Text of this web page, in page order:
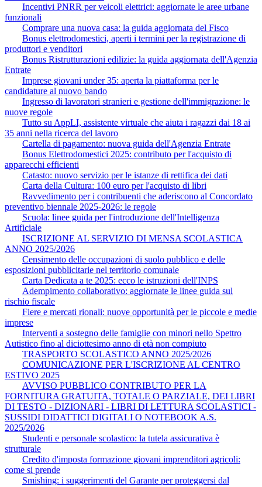
Incentivi PNRR per veicoli elettrici: aggiornate le aree urbane
funzionali
Comprare una nuova casa: la guida aggiornata del Fisco
Bonus elettrodomestici, aperti i termini per la registrazione di
produttori e venditori
Bonus Ristrutturazioni edilizie: la guida aggiornata dell'Agenzia
Entrate
Imprese giovani under 35: aperta la piattaforma per le
candidature al nuovo bando
Ingresso di lavoratori stranieri e gestione dell'immigrazione: le
nuove regole
Tutto su AppLI, assistente virtuale che aiuta i ragazzi dai 18 ai
35 anni nella ricerca del lavoro
Cartella di pagamento: nuova guida dell'Agenzia Entrate
Bonus Elettrodomestici 2025: contributo per l'acquisto di
apparecchi efficienti
Catasto: nuovo servizio per le istanze di rettifica dei dati
Carta della Cultura: 100 euro per l'acquisto di libri
Ravvedimento per i contribuenti che aderiscono al Concordato
preventivo biennale 2025-2026: le regole
Scuola: linee guida per l'introduzione dell'Intelligenza
Artificiale
ISCRIZIONE AL SERVIZIO DI MENSA SCOLASTICA
ANNO 2025/2026
Censimento delle occupazioni di suolo pubblico e delle
esposizioni pubblicitarie nel territorio comunale
Carta Dedicata a te 2025: ecco le istruzioni dell'INPS
Adempimento collaborativo: aggiornate le linee guida sul
rischio fiscale
Fiere e mercati rionali: nuove opportunità per le piccole e medie
imprese
Interventi a sostegno delle famiglie con minori nello Spettro
Autistico fino al diciottesimo anno di età non compiuto
TRASPORTO SCOLASTICO ANNO 2025/2026
COMUNICAZIONE PER L'ISCRIZIONE AL CENTRO
ESTIVO 2025
AVVISO PUBBLICO CONTRIBUTO PER LA
FORNITURA GRATUITA, TOTALE O PARZIALE, DEI LIBRI
DI TESTO - DIZIONARI - LIBRI DI LETTURA SCOLASTICI -
SUSSIDI DIDATTICI DIGITALI O NOTEBOOK A.S.
2025/2026
Studenti e personale scolastico: la tutela assicurativa è
strutturale
Credito d'imposta formazione giovani imprenditori agricoli:
come si prende
Smishing: i suggerimenti del Garante per proteggersi dal